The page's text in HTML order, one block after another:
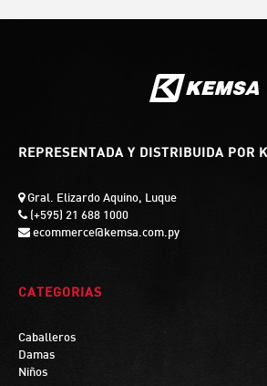
REPRESENTADA Y DISTRIBUIDA POR
Gral. Elizardo Aquino, Luque
(+595) 21 688 1000
ecommerce@kemsa.com.py
CATEGORIAS
Caballeros
Damas
Niños